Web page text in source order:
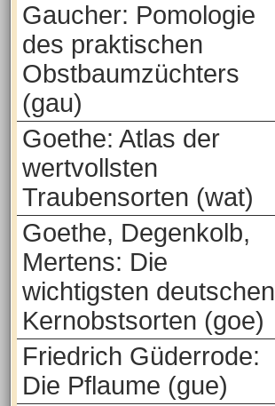
Gaucher: Pomologie
des praktischen
Obstbaumzüchters
(gau)
Goethe: Atlas der
wertvollsten
Traubensorten (wat)
Goethe, Degenkolb,
Mertens: Die
wichtigsten deutschen
Kernobstsorten (goe)
Friedrich Güderrode:
Die Pflaume (gue)